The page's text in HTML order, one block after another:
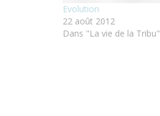
Evolution
22 août 2012
Dans "La vie de la Tribu"